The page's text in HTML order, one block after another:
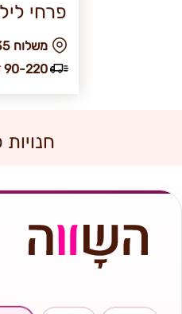
פרחי
₪ משלוח 35
90-220 דק